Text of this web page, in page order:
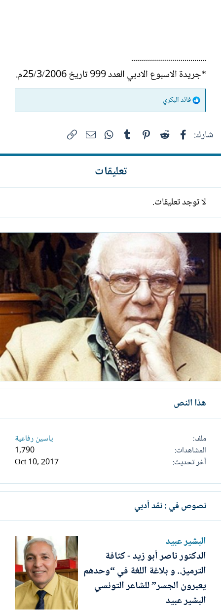
......................................
*جريدة الاسبوع الادبي العدد 999 تاريخ 25/3/2006م.
ا
ل
ا
ت
:
فائد البكري
شارك: فيسبوك Reddit
Pinterest
Tumblr
WhatsAppالبريد الإلكتروني
تعليقات
لا توجد تعليقات.
هذا النص
ملف
ياسين رفاعية
المشاهدات
1,790
آخر تحديث
Oct 10, 2017
نصوص في : نقد أدبي
البشير عبيد
الدكتور ناصر أبو زيد - كثافة
الترميز.. و بلاغة اللغة في “وحدهم
يعبرون الجسر” للشاعر التونسي
البشير عبيد